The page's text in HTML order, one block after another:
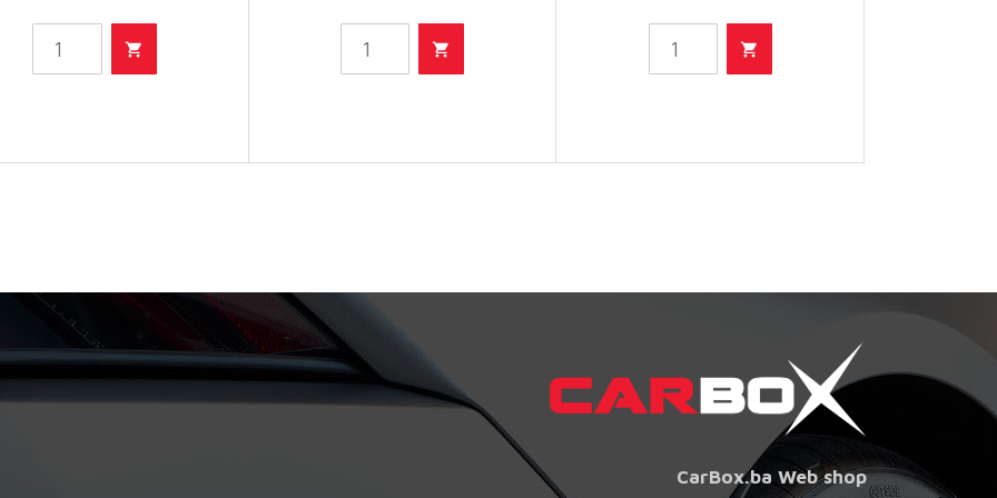
guma
zamagljivanja
količina
vjetrobransko
staklo -20°C,
CarBox.ba Web shop